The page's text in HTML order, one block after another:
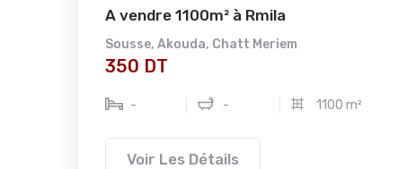
A vendre 1100m² à Rmila
Sousse, Akouda, Chatt Meriem
350 DT
- - 1100 m²
Voir Les Détails